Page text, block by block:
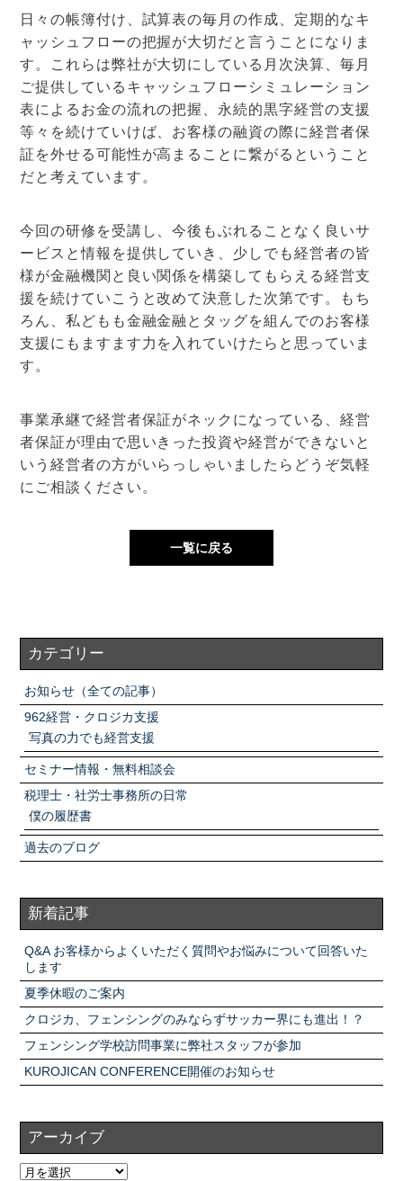
日々の帳簿付け、試算表の毎月の作成、定期的なキ
ャッシュフローの把握が大切だと言うことになりま
す。これらは弊社が大切にしている月次決算、毎月
ご提供しているキャッシュフローシミュレーション
表によるお金の流れの把握、永続的黒字経営の支援
等々を続けていけば、お客様の融資の際に経営者保
証を外せる可能性が高まることに繋がるということ
だと考えています。
今回の研修を受講し、今後もぶれることなく良いサ
ービスと情報を提供していき、少しでも経営者の皆
様が金融機関と良い関係を構築してもらえる経営支
援を続けていこうと改めて決意した次第です。もち
ろん、私どもも金融金融とタッグを組んでのお客様
支援にもますます力を入れていけたらと思っていま
す。
事業承継で経営者保証がネックになっている、経営
者保証が理由で思いきった投資や経営ができないと
いう経営者の方がいらっしゃいましたらどうぞ気軽
にご相談ください。
一覧に戻る
カテゴリー
お知らせ（全ての記事）
962経営・クロジカ支援
写真の力でも経営支援
セミナー情報・無料相談会
税理士・社労士事務所の日常
僕の履歴書
過去のブログ
新着記事
Q&A お客様からよくいただく質問やお悩みについて回答いた
します
夏季休暇のご案内
クロジカ、フェンシングのみならずサッカー界にも進出！？
フェンシング学校訪問事業に弊社スタッフが参加
KUROJICAN CONFERENCE開催のお知らせ
アーカイブ